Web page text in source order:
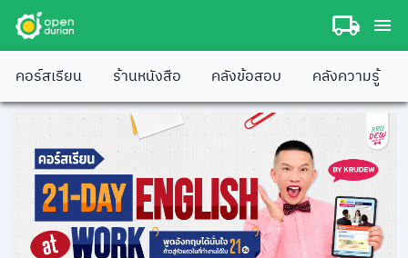
คอร์สเรียน ร้านหนังสือ คลังข้อสอบ คลังความรู้